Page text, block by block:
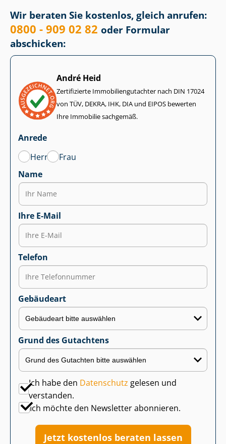
Wir beraten Sie kostenlos, gleich anrufen:
0800 - 909 02 82 oder Formular
abschicken:
André Heid
Zertifizierte Im­mo­bi­li­en­gut­ach­ter nach DIN 17024
von TÜV, DEKRA, IHK, DIA und EIPOS bewerten
Ihre Immobilie sachgemäß.
Anrede
Herr
Frau
Name
Ihre E-Mail
Telefon
Gebäudeart
Grund des Gutachtens
Ich habe den Datenschutz gelesen und
verstanden.
Ich möchte den Newsletter abonnieren.
Jetzt kostenlos beraten lassen